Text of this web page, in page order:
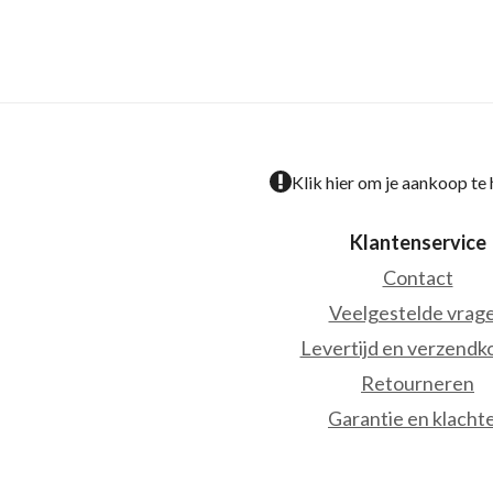
Klik hier om je aankoop te
Klantenservice
Contact
Veelgestelde
Levertijd en
Retourneren
Garantie en